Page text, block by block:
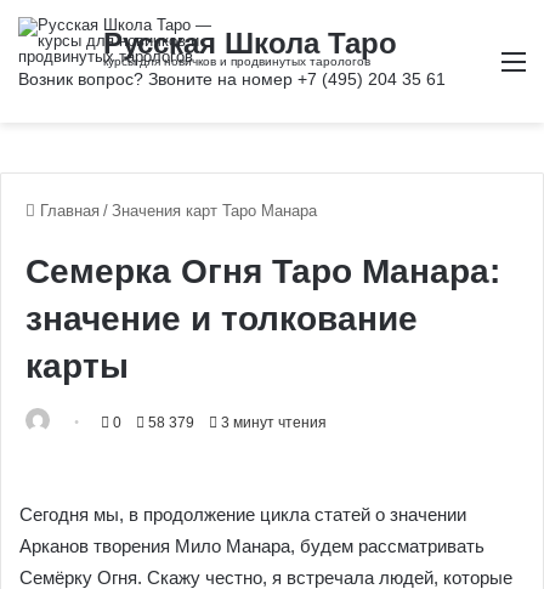
Главная / Значения карт Таро Манара
Семерка Огня Таро Манара:
значение и толкование
карты
0 58 379 3 минут чтения
Сегодня мы, в продолжение цикла статей о значении
Арканов творения Мило Манара, будем рассматривать
Семёрку Огня. Скажу честно, я встречала людей, которые